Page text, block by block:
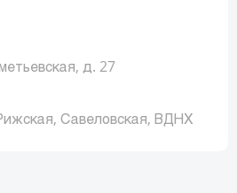
д. 27
Савеловская, ВДНХ